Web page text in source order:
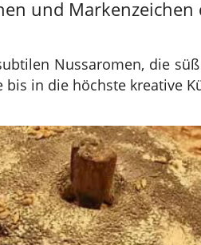
und Markenzeichen
Nussaromen, die
in die höchste kreative